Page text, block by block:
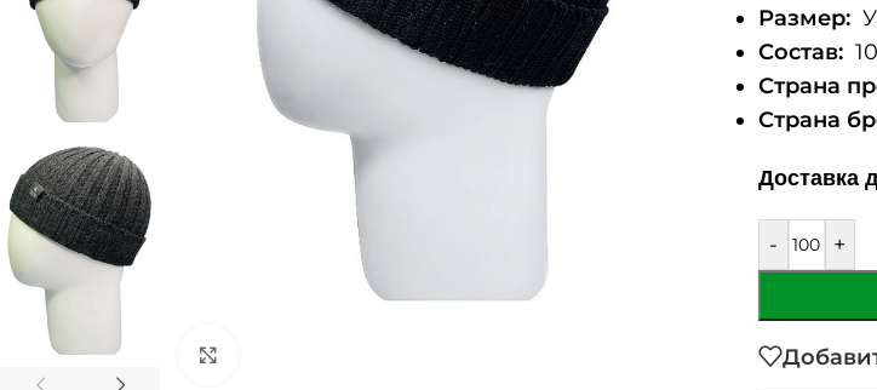
Размер:
Состав:
Страна
Страна
Доставка
- +